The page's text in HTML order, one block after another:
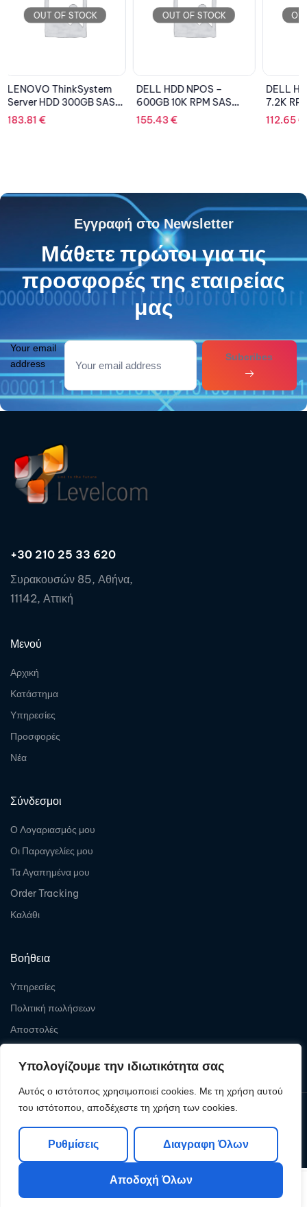
Υπολογίζουμε την ιδιωτικότητα σας
Αυτός ο ιστότοπος χρησιμοποιεί cookies. Με τη χρήση αυτού
του ιστότοπου, αποδέχεστε τη χρήση των cookies.
Ρυθμίσεις Διαγραφη Όλων
Αποδοχή Όλων
OUT OF STOCK
DELL HDD NPOS –
600GB 10K RPM SAS
12Gbps 512n 2.5” Hot-
155.43
OUT OF STOCK
DELL HDD NPOS – 1TB
7.2K RPM SATA 6Gbps
512n 3.5” Hot-plug, for
112.65€
Dell
DDR4
16Gb
340.81
Shop My Account Search Cart
Wishlist
Εγγραφή στο Newsletter
Μάθετε πρώτοι για τις
προσφορές της εταιρείας
μας
Your email
address
Subcribes
+30 210 25 33 620
Συρακουσών 85, Αθήνα,
11142, Αττική
Μενού
Αρχική
Κατάστημα
Υπηρεσίες
Προσφορές
Νέα
Σύνδεσμοι
Ο Λογαριασμός μου
Οι Παραγγελίες μου
Τα Αγαπημένα μου
Order Tracking
Καλάθι
Βοήθεια
Υπηρεσίες
Πολιτική πωλήσεων
Αποστολές
Copyright © 2026Levelcom| Powered by Levelcom